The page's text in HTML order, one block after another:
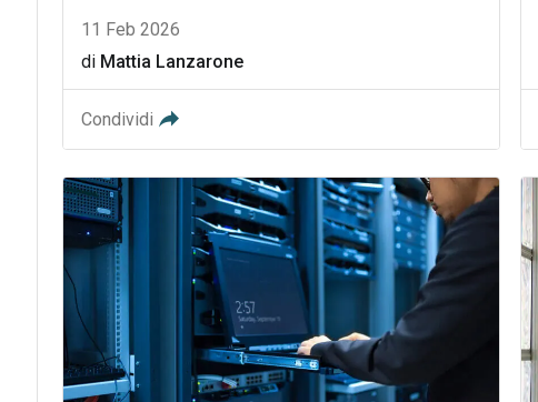
11 Feb 2026
di Mattia Lanzarone
Condividi